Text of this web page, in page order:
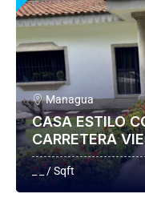
Managua
CASA ESTILO
CARRETERA
_ _ / Sqft